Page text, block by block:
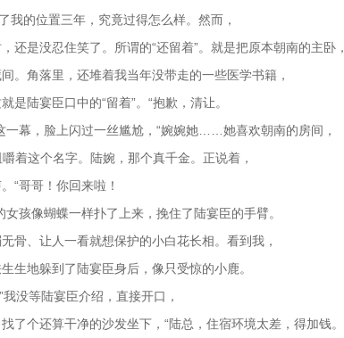
我的位置三年，究竟过得怎么样。然而，
还是没忍住笑了。所谓的“还留着”。就是把原本朝南的主卧，
。角落里，还堆着我当年没带走的一些医学书籍，
是陆宴臣口中的“留着”。“抱歉，清让。
一幕，脸上闪过一丝尴尬，“婉婉她……她喜欢朝南的房间，
着这个名字。陆婉，那个真千金。正说着，
“哥哥！你回来啦！
孩像蝴蝶一样扑了上来，挽住了陆宴臣的手臂。
骨、让人一看就想保护的小白花长相。看到我，
生地躲到了陆宴臣身后，像只受惊的小鹿。
没等陆宴臣介绍，直接开口，
了个还算干净的沙发坐下，“陆总，住宿环境太差，得加钱。